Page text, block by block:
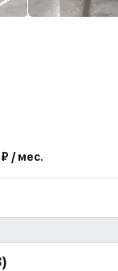
/ мес.